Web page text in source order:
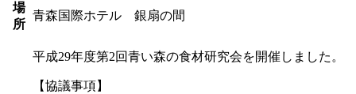
場
所
青森国際ホテル 銀扇の間
平成29年度第2回青い森の食材研究会を開催しました。
【協議事項】